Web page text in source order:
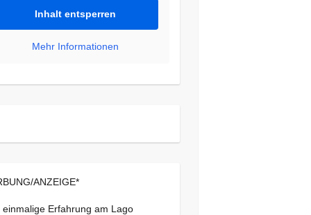
Inhalt entsperren
Mehr Informationen
ANZEIGE*
einmalige Erfahrung am Lago